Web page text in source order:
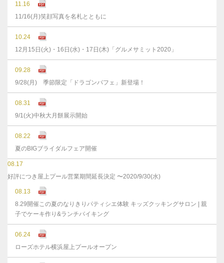
11.16
11/16(月)笑顔写真を名札とともに
10.24
12月15日(火)・16日(水)・17日(木)「グルメサミット2020」
09.28
9/28(月) 季節限定「ドラゴンパフェ」新登場！
08.31
9/1(火)中秋大月餅展示開始
08.22
夏のBIGブライダルフェア開催
08.17
好評につき屋上プール営業期間延長決定 〜2020/9/30(水)
08.13
8.29開催この夏のなりきりパティシエ体験 キッズクッキングサロン | 親
子でケーキ作り&ランチバイキング
06.24
ローズホテル横浜屋上プールオープン